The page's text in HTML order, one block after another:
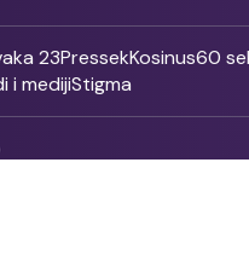
23PressekKosinus60
i medijiStigma